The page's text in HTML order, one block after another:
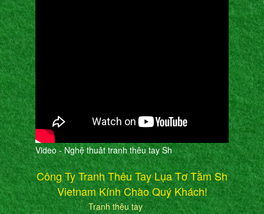
Video - Nghệ thuât tranh thêu tay Sh
Công Ty Tranh Thêu Tay Lụa Tơ Tằm Sh
Vietnam Kính Chào Quý Khách!
Tranh thêu tay